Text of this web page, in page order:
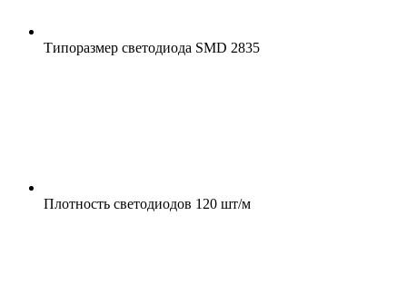
Типоразмер светодиода SMD 2835
Плотность светодиодов 120 шт/м